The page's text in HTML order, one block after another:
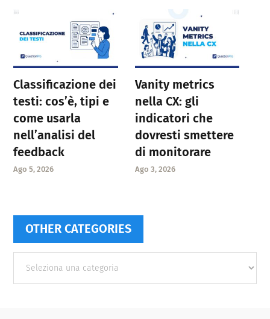
Classificazione dei
testi: cos’è, tipi e
come usarla
nell’analisi del
feedback
Ago 5, 2026
Vanity metrics
nella CX: gli
indicatori che
dovresti smettere
di monitorare
Ago 3, 2026
OTHER CATEGORIES
categories